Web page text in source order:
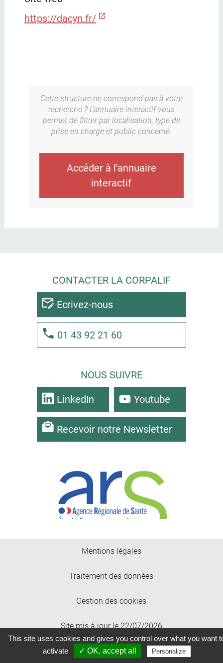
https://dacyn.fr/
Cette structure ne correspond pas à votre
recherche ? L'annuaire interactif vous
permet de filtrer par localisation, type de
prise en charge et public concerné.
Accéder à l'annuaire
interactif
CONTACTER LA CORPALIF
Ecrivez-nous
01 43 92 21 60
NOUS SUIVRE
LinkedIn Youtube
Recevoir notre Newsletter
Mentions légales
Traitement des données
Gestion des cookies
Site mis à jour le 22/07/2026
Site réalisé par Xooloop Studio
This site uses cookies and gives you control over what you want
activate
✓ OK, accept all Personalize